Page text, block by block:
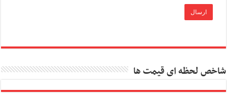
شاخص لحظه ای قیمت ها